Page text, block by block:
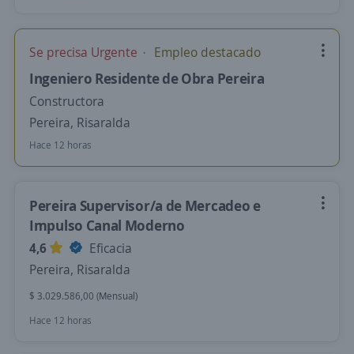
Se precisa Urgente Empleo destacado
Ingeniero Residente de Obra Pereira
Constructora
Pereira, Risaralda
Hace 12 horas
Pereira Supervisor/a de Mercadeo e
Impulso Canal Moderno
4,6
Eficacia
Pereira, Risaralda
$ 3.029.586,00 (Mensual)
Hace 12 horas